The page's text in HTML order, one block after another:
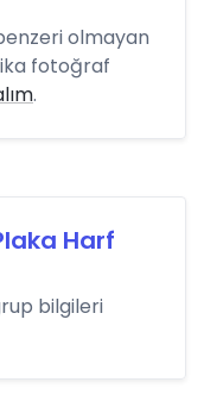
olmayan
fotoğraf
.
Harf
bilgileri